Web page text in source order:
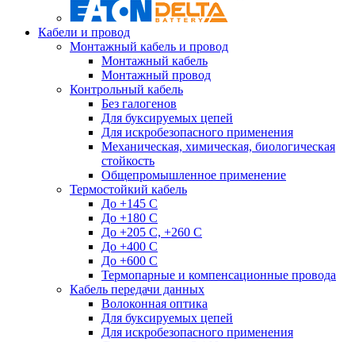
Кабели и провод
Монтажный кабель и провод
Монтажный кабель
Монтажный провод
Контрольный кабель
Без галогенов
Для буксируемых цепей
Для искробезопасного применения
Механическая, химическая, биологическая
стойкость
Общепромышленное применение
Термостойкий кабель
До +145 С
До +180 C
До +205 С, +260 С
До +400 C
До +600 С
Термопарные и компенсационные провода
Кабель передачи данных
Волоконная оптика
Для буксируемых цепей
Для искробезопасного применения